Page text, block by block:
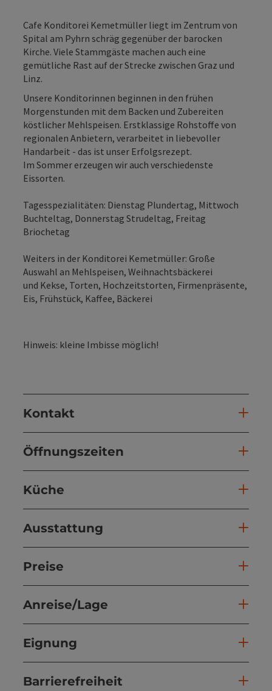
Cafe Konditorei Kemetmüller liegt im Zentrum von
Spital am Pyhrn schräg gegenüber der barocken
Kirche. Viele Stammgäste machen auch eine
gemütliche Rast auf der Strecke zwischen Graz und
Linz.
Unsere Konditorinnen beginnen in den frühen
Morgenstunden mit dem Backen und Zubereiten
köstlicher Mehlspeisen. Erstklassige Rohstoffe von
regionalen Anbietern, verarbeitet in liebevoller
Handarbeit - das ist unser Erfolgsrezept.
Im Sommer erzeugen wir auch verschiedenste
Eissorten.
Tagesspezialitäten: Dienstag Plundertag, Mittwoch
Buchteltag, Donnerstag Strudeltag, Freitag
Briochetag
Weiters in der Konditorei Kemetmüller: Große
Auswahl an Mehlspeisen, Weihnachtsbäckerei
und Kekse, Torten, Hochzeitstorten, Firmenpräsente,
Eis, Frühstück, Kaffee, Bäckerei
Hinweis: kleine Imbisse möglich!
Kontakt
Öffnungszeiten
Küche
Ausstattung
Preise
Anreise/Lage
Eignung
Barrierefreiheit